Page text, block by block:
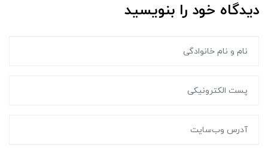
دیدگاه خود را بنویسید